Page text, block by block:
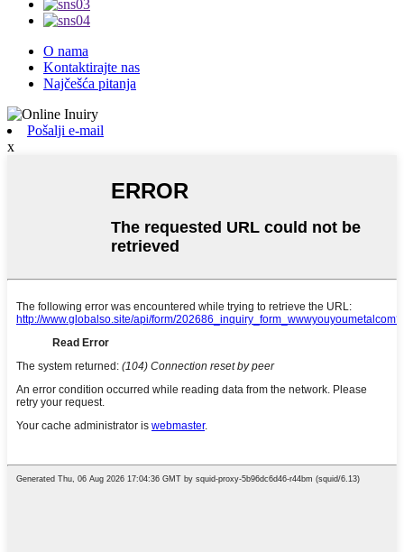
O nama
Kontaktirajte nas
Najčešća pitanja
Pošalji e-mail
x